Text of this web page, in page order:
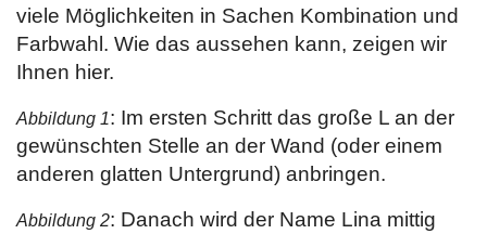
viele Möglichkeiten in Sachen Kombination und
Farbwahl. Wie das aussehen kann, zeigen wir
Ihnen hier.
Abbildung 1: Im ersten Schritt das große L an der
gewünschten Stelle an der Wand (oder einem
anderen glatten Untergrund) anbringen.
Abbildung 2: Danach wird der Name Lina mittig